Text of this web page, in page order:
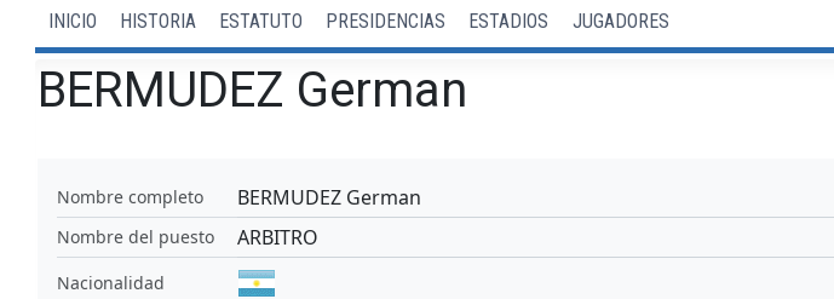
INICIO HISTORIA ESTATUTO PRESIDENCIAS ESTADIOS JUGADORES
BERMUDEZ German
Nombre completo BERMUDEZ German
Nombre del puesto ARBITRO
Nacionalidad